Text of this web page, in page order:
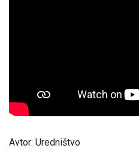
Avtor: Uredništvo